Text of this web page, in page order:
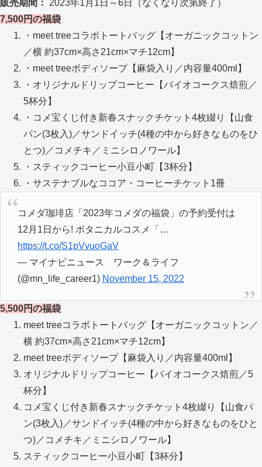
販売期間： 2023年1月1日～6日（なくなり次第終了）
7,500円の福袋
・meet treeコラボトートバッグ【オーガニックコットン
／横 約37cm×高さ21cm×マチ12cm】
・meet treeボディソープ【麻袋入り／内容量400ml】
・オリジナルドリップコーヒー【バイオコークス焙煎／
5杯分】
・コメ宝くじ付き新春スナックチケット4枚綴り【山食
パン(3枚入)／サンドイッチ(4種の中から好きなものをひ
とつ)／コメチキ／ミニシロノワール】
・スティックコーヒー小豆小町【3杯分】
・サステナブルなココア・コーヒーチケット1冊
コメダ珈琲店「2023年コメダの福袋」の予約受付は
12月1日から! ボタニカルコスメ「…
https://t.co/S1pVvuoGaV
— マイナビニュース ワーク＆ライフ
(@mn_life_career1) November 15, 2022
5,500円の福袋
meet treeコラボトートバッグ【オーガニックコットン／
横 約37cm×高さ21cm×マチ12cm】
meet treeボディソープ【麻袋入り／内容量400ml】
オリジナルドリップコーヒー【バイオコークス焙煎／5
杯分】
コメ宝くじ付き新春スナックチケット4枚綴り【山食パ
ン(3枚入)／サンドイッチ(4種の中から好きなものをひと
つ)／コメチキ／ミニシロノワール】
スティックコーヒー小豆小町【3杯分】